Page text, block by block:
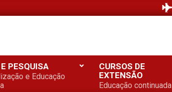
PESQUISA
e Educação
CURSOS DE
EXTENSÃO
Educação continuada